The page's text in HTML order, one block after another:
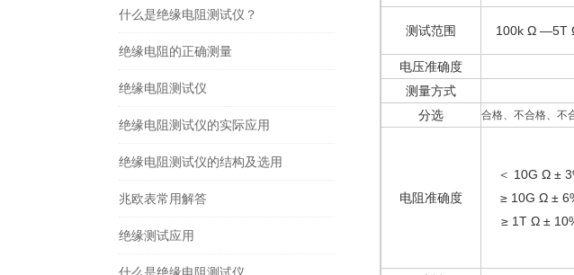
什么是绝缘电阻测试仪？
绝缘电阻的正确测量
绝缘电阻测试仪
绝缘电阻测试仪的实际应用
绝缘电阻测试仪的结构及选用
兆欧表常用解答
绝缘测试应用
测试范围 100k Ω —5T
电压准确度
测量方式
分选
合格、不合格、不
电阻准确度
＜ 10G Ω ±
≥ 10G Ω ±
≥ 1T Ω ±